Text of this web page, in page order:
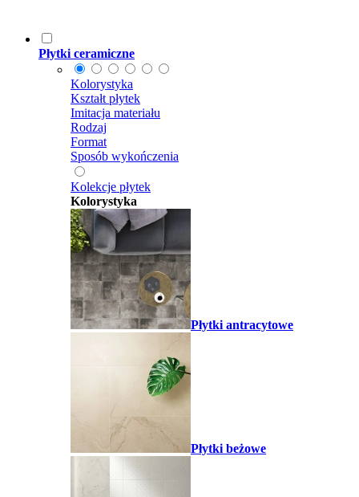
Płytki ceramiczne
Kolorystyka
Kształt płytek
Imitacja materiału
Rodzaj
Format
Sposób wykończenia
Kolekcje płytek
Kolorystyka
Płytki antracytowe
Płytki beżowe